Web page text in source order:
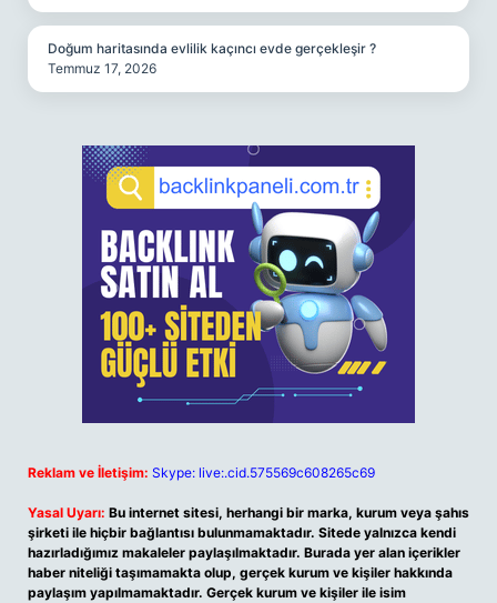
Doğum haritasında evlilik kaçıncı evde gerçekleşir ?
Temmuz 17, 2026
Reklam ve İletişim: Skype: live:.cid.575569c608265c69
Yasal Uyarı: Bu internet sitesi, herhangi bir marka, kurum veya şahıs
şirketi ile hiçbir bağlantısı bulunmamaktadır. Sitede yalnızca kendi
hazırladığımız makaleler paylaşılmaktadır. Burada yer alan içerikler
haber niteliği taşımamakta olup, gerçek kurum ve kişiler hakkında
paylaşım yapılmamaktadır. Gerçek kurum ve kişiler ile isim